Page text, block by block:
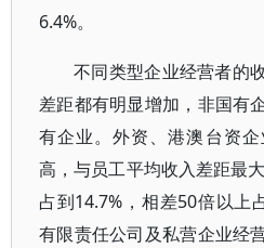
6.4%。
不同类型企业经营者的
差距都有明显增加，非国有
有企业。外资、港澳台资
高，与员工平均收入差距最
占到14.7%，相差50倍以上
有限责任公司及私营企业经